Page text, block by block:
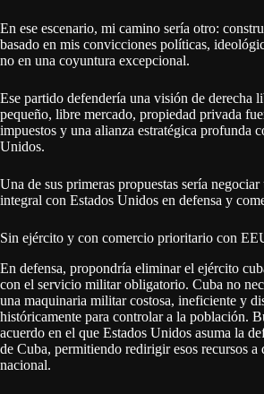
En ese escenario, mi camino sería otro:
basado en mis convicciones políticas,
no en una coyuntura excepcional.
Ese partido defendería una visión de derecha
pequeño, libre mercado, propiedad privada
impuestos y una alianza estratégica profunda
Unidos.
Una de sus primeras propuestas sería negociar
integral con Estados Unidos en defensa y
Sin ejército y con comercio prioritario con
En defensa, propondría eliminar el ejército
con el servicio militar obligatorio. Cuba no
una maquinaria militar costosa, ineficiente y
históricamente para controlar a la población.
acuerdo en el que Estados Unidos asuma la
de Cuba, permitiendo redirigir esos recursos a
nacional.